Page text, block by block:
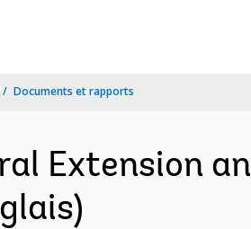
Documents et rapports
Extension